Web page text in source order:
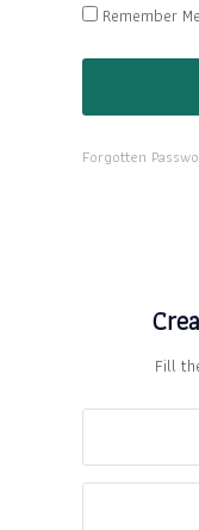
Remember Me
Forgotten
Fill